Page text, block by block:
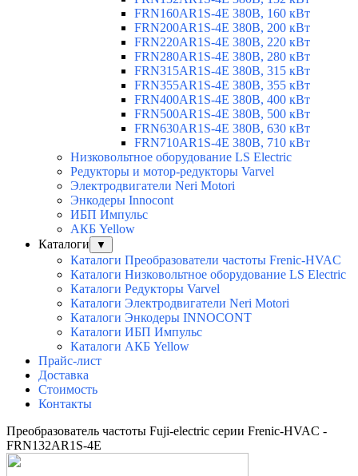
FRN160AR1S-4E 380В, 160 кВт
FRN200AR1S-4E 380В, 200 кВт
FRN220AR1S-4E 380В, 220 кВт
FRN280AR1S-4E 380В, 280 кВт
FRN315AR1S-4E 380В, 315 кВт
FRN355AR1S-4E 380В, 355 кВт
FRN400AR1S-4E 380В, 400 кВт
FRN500AR1S-4E 380В, 500 кВт
FRN630AR1S-4E 380В, 630 кВт
FRN710AR1S-4E 380В, 710 кВт
Низковольтное оборудование LS Electric
Редукторы и мотор-редукторы Varvel
Электродвигатели Neri Motori
Энкодеры Innocont
ИБП Импульс
АКБ Yellow
Каталоги
▼
Каталоги Преобразователи частоты Frenic-HVAC
Каталоги Низковольтное оборудование LS Electric
Каталоги Редукторы Varvel
Каталоги Электродвигатели Neri Motori
Каталоги Энкодеры INNOCONT
Каталоги ИБП Импульс
Каталоги АКБ Yellow
Прайс-лист
Доставка
Стоимость
Контакты
Преобразователь частоты Fuji-electric серии Frenic-HVAC -
FRN132AR1S-4E